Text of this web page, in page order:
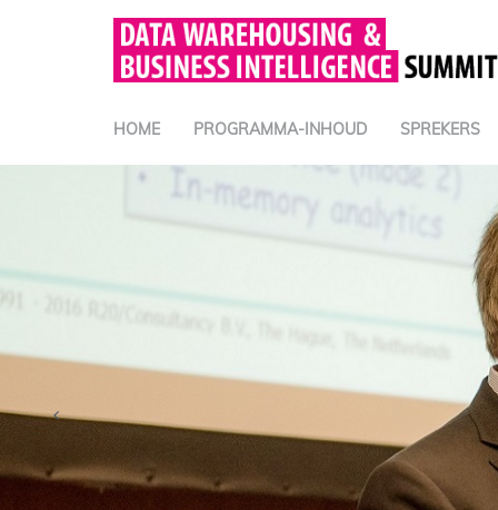
HOME PROGRAMMA-INHOUD SPREKERS